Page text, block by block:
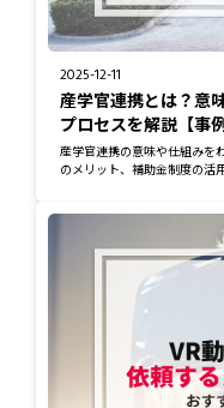
2025-12-11
産学官連携とは？意
プロセスを解説【事
産学官連携の意味や仕組みを
のメリット、補助金制度の活